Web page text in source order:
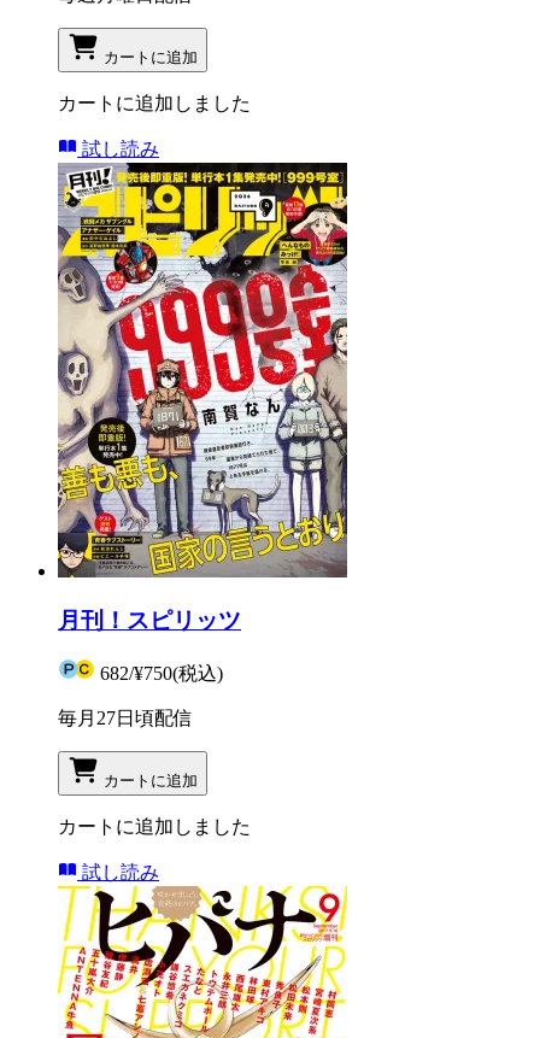
カートに追加
カートに追加しました
試し読み
月刊！スピリッツ
682/¥750(税込)
毎月27日頃配信
カートに追加
カートに追加しました
試し読み